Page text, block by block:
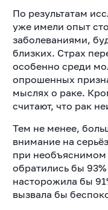
По результатам
уже имели опыт
заболеваниями,
близких. Страх
особенно среди
опрошенных
мыслях о раке.
считают, что рак
Тем не менее,
внимание на
при необъяснимом
обратились бы
насторожила бы
вызвала бы